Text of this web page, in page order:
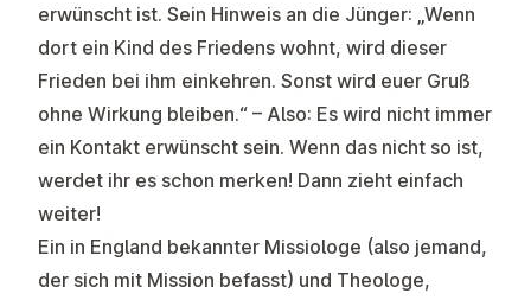
erwünscht ist. Sein Hinweis an die Jünger: „Wenn
dort ein Kind des Friedens wohnt, wird dieser
Frieden bei ihm einkehren. Sonst wird euer Gruß
ohne Wirkung bleiben.“ – Also: Es wird nicht immer
ein Kontakt erwünscht sein. Wenn das nicht so ist,
werdet ihr es schon merken! Dann zieht einfach
weiter!
Ein in England bekannter Missiologe (also jemand,
der sich mit Mission befasst) und Theologe,